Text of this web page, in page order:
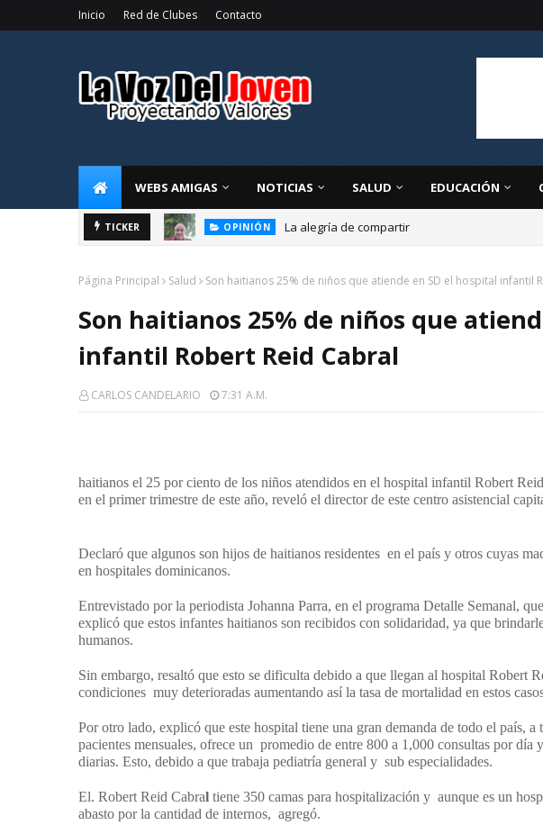
Inicio Red de Clubes Contacto
WEBS AMIGAS NOTICIAS SALUD EDUCACIÓN
TICKER OPINIÓN La alegría de compartir
Página Principal Salud Son haitianos 25% de niños que atiende en SD el hospital infantil
Son haitianos 25% de niños que
infantil Robert Reid Cabral
CARLOS CANDELARIO 7:31 A.m.
haitianos el 25 por ciento de los niños atendidos en el hospital infantil Robert
en el primer trimestre de este año, reveló el director de este centro asistencial
Declaró que algunos son hijos de haitianos residentes en el país y otros cuyas
en hospitales dominicanos.
Entrevistado por la periodista Johanna Parra, en el programa Detalle Semanal,
explicó que estos infantes haitianos son recibidos con solidaridad, ya que
humanos.
Sin embargo, resaltó que esto se dificulta debido a que llegan al hospital Robert
condiciones muy deterioradas aumentando así la tasa de mortalidad en estos
Por otro lado, explicó que este hospital tiene una gran demanda de todo el país,
pacientes mensuales, ofrece un promedio de entre 800 a 1,000 consultas por día
diarias. Esto, debido a que trabaja pediatría general y sub especialidades.
El. Robert Reid Cabral tiene 350 camas para hospitalización y aunque es un
abasto por la cantidad de internos, agregó.